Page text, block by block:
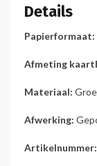
Details
Papierformaat:
Afmeting
Materiaal:
Afwerking:
Artikelnummer: